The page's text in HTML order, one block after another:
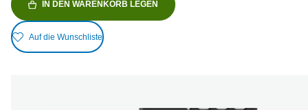
IN DEN WARENKORB LEGEN
Auf die Wunschliste